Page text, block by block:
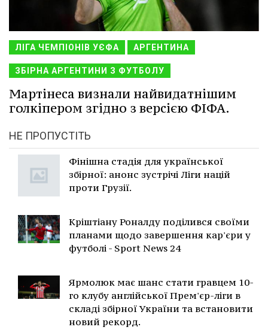
ЛІГА ЧЕМПІОНІВ УЄФА АРГЕНТИНА
ЗБІРНА АРГЕНТИНИ З ФУТБОЛУ
Мартінеса визнали найвидатнішим
голкіпером згідно з версією ФІФА.
НЕ ПРОПУСТІТЬ
Фінішна стадія для української
збірної: анонс зустрічі Ліги націй
проти Грузії.
Кріштіану Роналду поділився своїми
планами щодо завершення кар'єри у
футболі - Sport News 24
Ярмолюк має шанс стати гравцем 10-
го клубу англійської Прем'єр-ліги в
складі збірної України та встановити
новий рекорд.